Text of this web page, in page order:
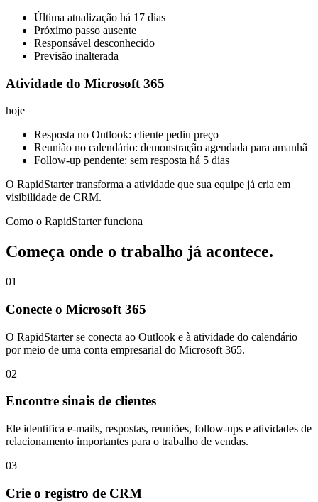
Última atualização há 17 dias
Próximo passo ausente
Responsável desconhecido
Previsão inalterada
Atividade do Microsoft 365
hoje
Resposta no Outlook: cliente pediu preço
Reunião no calendário: demonstração agendada para amanhã
Follow-up pendente: sem resposta há 5 dias
O RapidStarter transforma a atividade que sua equipe já cria em
visibilidade de CRM.
Como o RapidStarter funciona
Começa onde o trabalho já acontece.
01
Conecte o Microsoft 365
O RapidStarter se conecta ao Outlook e à atividade do calendário
por meio de uma conta empresarial do Microsoft 365.
02
Encontre sinais de clientes
Ele identifica e-mails, respostas, reuniões, follow-ups e atividades de
relacionamento importantes para o trabalho de vendas.
03
Crie o registro de CRM